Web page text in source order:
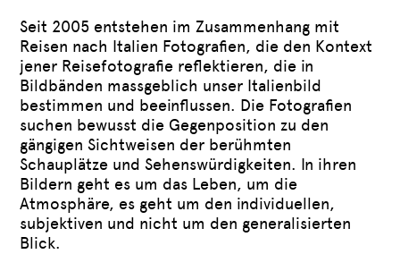
Seit 2005 entstehen im Zusammenhang mit
Reisen nach Italien Fotografien, die den Kontext
jener Reisefotografie reflektieren, die in
Bildbänden massgeblich unser Italienbild
bestimmen und beeinflussen. Die Fotografien
suchen bewusst die Gegenposition zu den
gängigen Sichtweisen der berühmten
Schauplätze und Sehenswürdigkeiten. In ihren
Bildern geht es um das Leben, um die
Atmosphäre, es geht um den individuellen,
subjektiven und nicht um den generalisierten
Blick.